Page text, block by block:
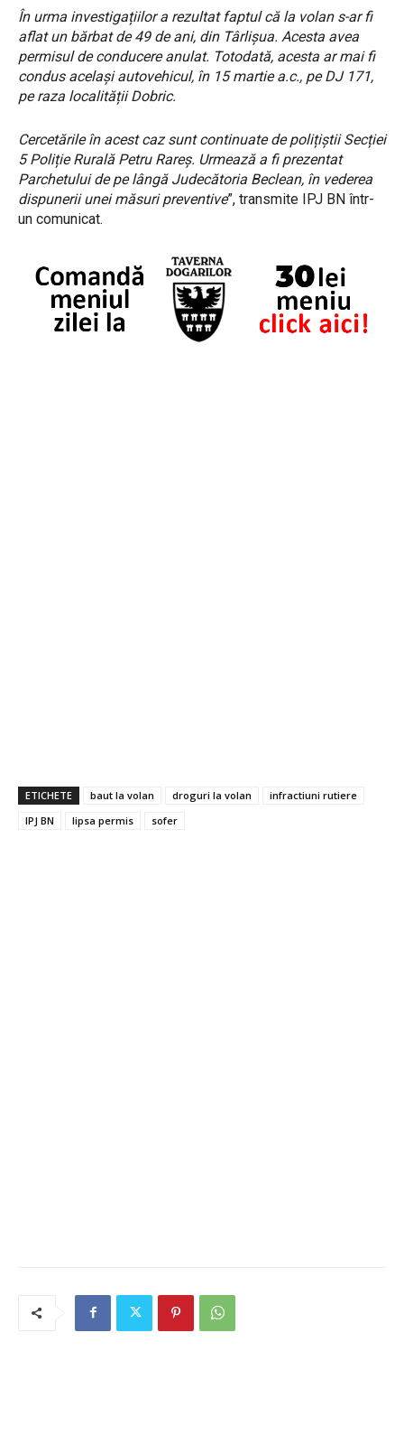
În urma investigațiilor a rezultat faptul că la volan s-ar fi
aflat un bărbat de 49 de ani, din Târlișua. Acesta avea
permisul de conducere anulat. Totodată, acesta ar mai fi
condus același autovehicul, în 15 martie a.c., pe DJ 171,
pe raza localității Dobric.
Cercetările în acest caz sunt continuate de polițiștii Secției
5 Poliție Rurală Petru Rareș. Urmează a fi prezentat
Parchetului de pe lângă Judecătoria Beclean, în vederea
dispunerii unei măsuri preventive”, transmite IPJ BN într-
un comunicat.
ETICHETE baut la volan droguri la volan
infractiuni rutiere
IPJ BN
lipsa permis sofer